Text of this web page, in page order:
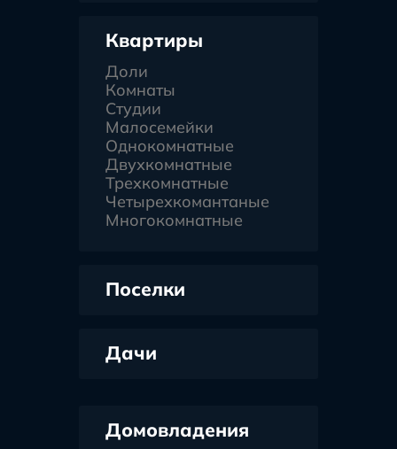
Квартиры
Доли
Комнаты
Студии
Малосемейки
Однокомнатные
Двухкомнатные
Трехкомнатные
Четырехкомантаные
Многокомнатные
Поселки
Дачи
Домовладения